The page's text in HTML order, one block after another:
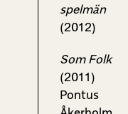
spelmän
(2012)
Som Folk
(2011)
Pontus